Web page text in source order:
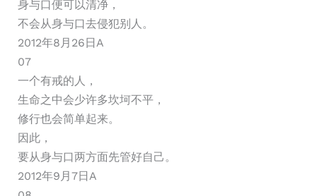
身与口便可以清净，
不会从身与口去侵犯别人。
2012年8月26日A
07
一个有戒的人，
生命之中会少许多坎坷不平，
修行也会简单起来。
因此，
要从身与口两方面先管好自己。
2012年9月7日A